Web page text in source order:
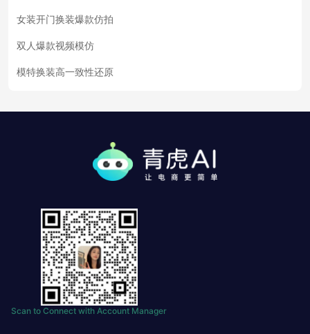
女装开门换装爆款仿拍
双人爆款视频模仿
模特换装高一致性还原
Scan to Connect with Account Manager